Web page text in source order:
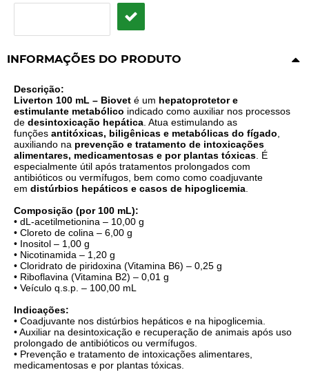
INFORMAÇÕES DO PRODUTO
Descrição:
Liverton 100 mL – Biovet é um hepatoprotetor e
estimulante metabólico indicado como auxiliar nos processos
de desintoxicação hepática. Atua estimulando as
funções antitóxicas, biligênicas e metabólicas do fígado,
auxiliando na prevenção e tratamento de intoxicações
alimentares, medicamentosas e por plantas tóxicas. É
especialmente útil após tratamentos prolongados com
antibióticos ou vermífugos, bem como como coadjuvante
em distúrbios hepáticos e casos de hipoglicemia.
Composição (por 100 mL):
• dL-acetilmetionina – 10,00 g
• Cloreto de colina – 6,00 g
• Inositol – 1,00 g
• Nicotinamida – 1,20 g
• Cloridrato de piridoxina (Vitamina B6) – 0,25 g
• Riboflavina (Vitamina B2) – 0,01 g
• Veículo q.s.p. – 100,00 mL
Indicações:
• Coadjuvante nos distúrbios hepáticos e na hipoglicemia.
• Auxiliar na desintoxicação e recuperação de animais após uso
prolongado de antibióticos ou vermífugos.
• Prevenção e tratamento de intoxicações alimentares,
medicamentosas e por plantas tóxicas.